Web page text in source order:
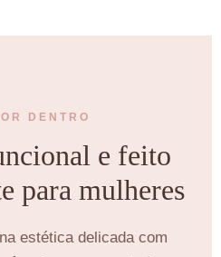
DENTRO
e feito
para mulheres
estética delicada com